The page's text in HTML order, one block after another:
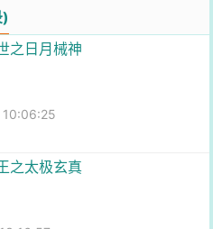
之日月械神
之太极玄真